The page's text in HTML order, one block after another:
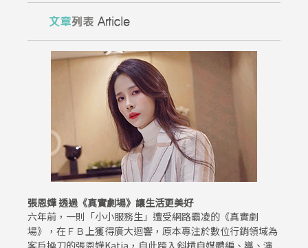
張恩嬅 透過《真實劇場》讓生活更美好
六年前，一則「小小服務生」遭受網路霸凌的《真實劇
場》，在ＦＢ上獲得廣大迴響，原本專注於數位行銷領域為
客戶操刀的張恩嬅Katia，自此跨入斜槓自媒體編、導、演